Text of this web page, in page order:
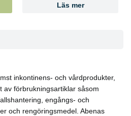
Läs mer
inkontinens- och vårdprodukter,
av förbrukningsartiklar såsom
engångs- och
och rengöringsmedel. Abenas